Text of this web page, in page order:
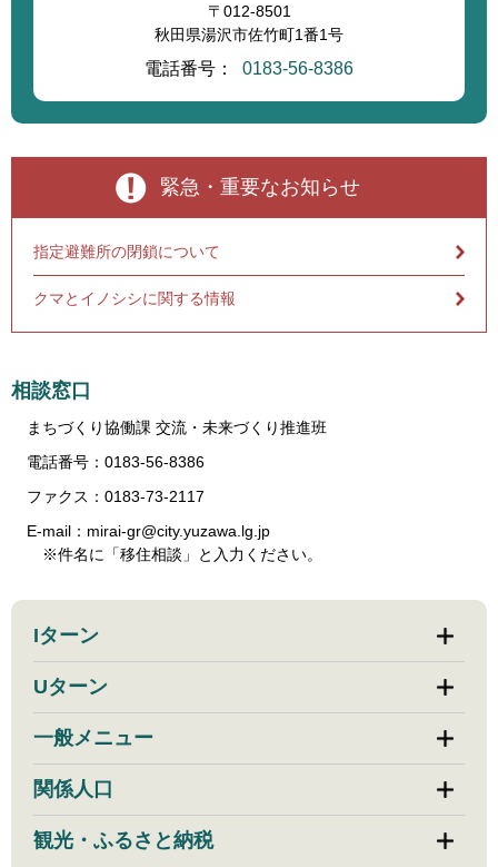
〒012-8501
秋田県湯沢市佐竹町1番1号
電話番号： 0183-56-8386
緊急・重要なお知らせ
指定避難所の閉鎖について
クマとイノシシに関する情報
相談窓口
まちづくり協働課 交流・未来づくり推進班
電話番号：0183-56-8386
ファクス：0183-73-2117
E-mail：mirai-gr@city.yuzawa.lg.jp
※件名に「移住相談」と入力ください。
Iターン
Uターン
一般メニュー
関係人口
観光・ふるさと納税